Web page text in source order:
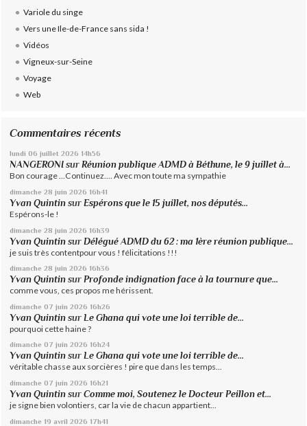
Variole du singe
Vers une Ile-de-France sans sida !
Vidéos
Vigneux-sur-Seine
Voyage
Web
Commentaires récents
lundi 06 juillet 2026 14h56
NANGERONI surRéunion publique ADMD à Béthune, le 9 juillet à...
Bon courage ...Continuez.... Avec mon toute ma sympathie
dimanche 28 juin 2026 16h41
Yvan Quintin surEspérons que le 15 juillet, nos députés...
Espérons-le !
dimanche 28 juin 2026 16h39
Yvan Quintin surDélégué ADMD du 62 : ma 1ère réunion publique...
je suis très contentpour vous ! félicitations !!!
dimanche 28 juin 2026 16h36
Yvan Quintin surProfonde indignation face à la tournure que...
comme vous, ces propos me hérissent.
dimanche 07 juin 2026 16h26
Yvan Quintin sur Le Ghana qui vote une loi terrible de...
pourquoi cette haine ?
dimanche 07 juin 2026 16h24
Yvan Quintin surLe Ghana qui vote une loi terrible de...
véritable chasse aux sorcières ! pire que dans les temps...
dimanche 07 juin 2026 16h21
Yvan Quintin surComme moi, Soutenez le Docteur Peillon et...
je signe bien volontiers, car la vie de chacun appartient...
dimanche 19 avril 2026 17h41